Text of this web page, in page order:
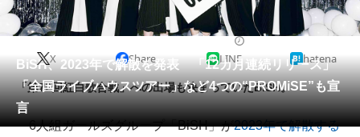
動物 リサーチ
会員記事
メディア
注目記事を集めた総合ページ
BiSH、2023年で解散を発表 「12カ月連続リリース」
「全国ライブハウスツアー」など4つの“PROMiSE”も宣
言
X Share LINE hatena
「第72回紅白歌合戦」への出場も決まっていたBiSH。
6人組ガールズグループ「BiSH」が2023年で解散する